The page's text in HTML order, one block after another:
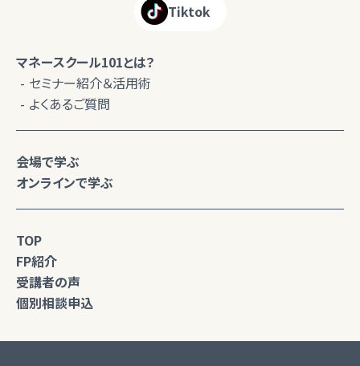
Tiktok
マネースクール101とは？
セミナー紹介＆活用術
よくあるご質問
会場で学ぶ
オンラインで学ぶ
TOP
FP紹介
受講者の声
個別相談申込